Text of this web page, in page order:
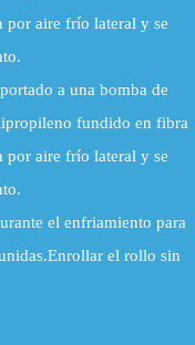
por aire frío lateral y se
a una bomba de
fundido en fibra
por aire frío lateral y se
el enfriamiento para
el rollo sin